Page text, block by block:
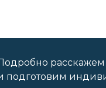
расскажем
подготовим